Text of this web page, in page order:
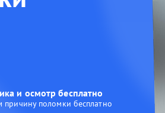
и осмотр бесплатно
причину поломки бесплатно